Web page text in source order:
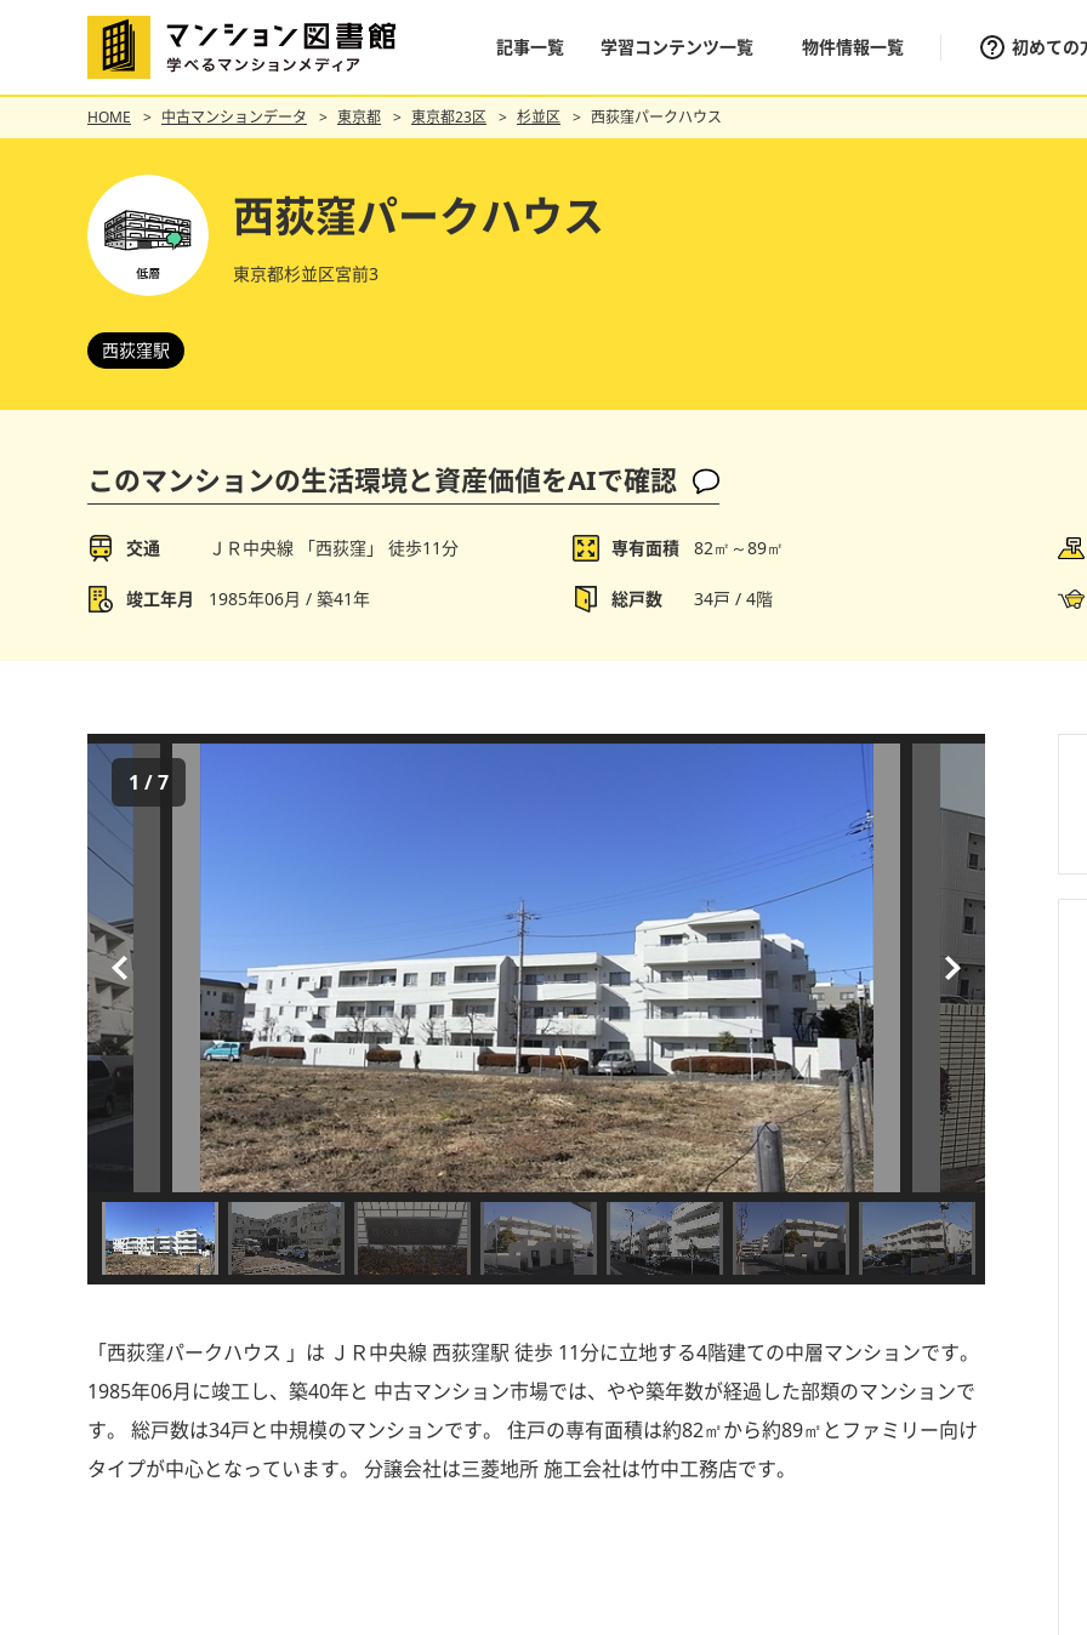
記事一覧 学習コンテンツ一覧 物件情報一覧 初めての
HOME 中古マンションデータ 東京都 東京都23区 杉並区 西荻窪パークハウス
西荻窪パークハウス
東京都杉並区宮前3
西荻窪駅
このマンションの生活環境と資産価値をAIで確認
交通 ＪＲ中央線 「西荻窪」 徒歩11分 専有面積 82㎡～89㎡
竣工年月 1985年06月 / 築41年 総戸数 34戸 / 4階
1 /7
「西荻窪パークハウス 」は ＪＲ中央線 西荻窪駅 徒歩 11分に立地する4階建ての中層マンションです。
1985年06月に竣工し、築40年と 中古マンション市場では、やや築年数が経過した部類のマンションで
す。 総戸数は34戸と中規模のマンションです。 住戸の専有面積は約82㎡から約89㎡とファミリー向け
タイプが中心となっています。 分譲会社は三菱地所 施工会社は竹中工務店です。